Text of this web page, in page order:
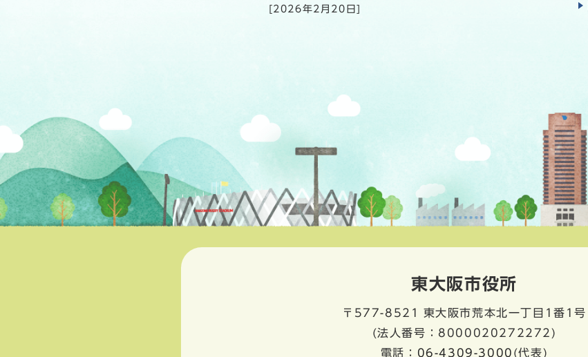
[2026年2月20日]
東大阪市役所
〒577-8521
東大阪市荒本北一丁目1番1号
(法人番号：8000020272272)
電話： 06-4309-3000 (代表)